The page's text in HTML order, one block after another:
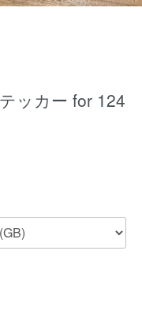
ッカー for 124